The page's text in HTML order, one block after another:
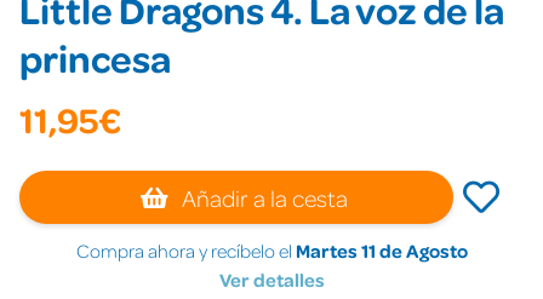
princesa
11,95€
Añadir a la cesta
Compra ahora y recíbelo el Martes 11 de Agosto
Ver detalles